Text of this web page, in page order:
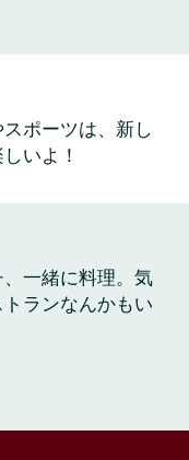
ポーツは、新し
いよ！
、一緒に料理。気
ランなんかもい